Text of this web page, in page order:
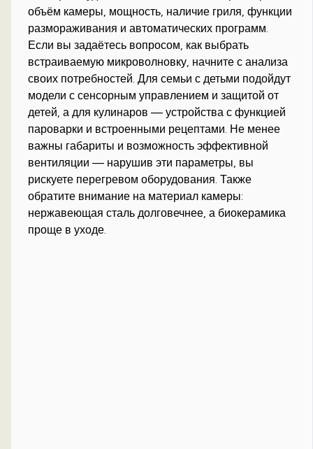
объём камеры, мощность, наличие гриля, функции
размораживания и автоматических программ.
Если вы задаётесь вопросом, как выбрать
встраиваемую микроволновку, начните с анализа
своих потребностей. Для семьи с детьми подойдут
модели с сенсорным управлением и защитой от
детей, а для кулинаров — устройства с функцией
пароварки и встроенными рецептами. Не менее
важны габариты и возможность эффективной
вентиляции — нарушив эти параметры, вы
рискуете перегревом оборудования. Также
обратите внимание на материал камеры:
нержавеющая сталь долговечнее, а биокерамика
проще в уходе.